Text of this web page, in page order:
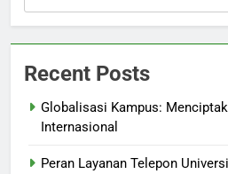
Recent Posts
Globalisasi Kampus:
Internasional
Peran Layanan Telepon